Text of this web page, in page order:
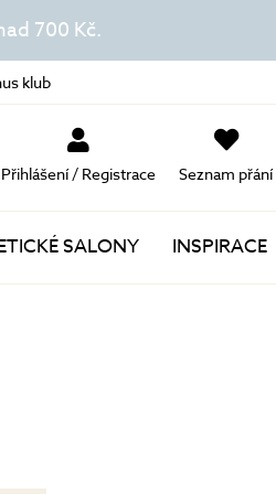
700 Kč.
klub
Přihlášení / Registrace Seznam přání
SALONY INSPIRACE